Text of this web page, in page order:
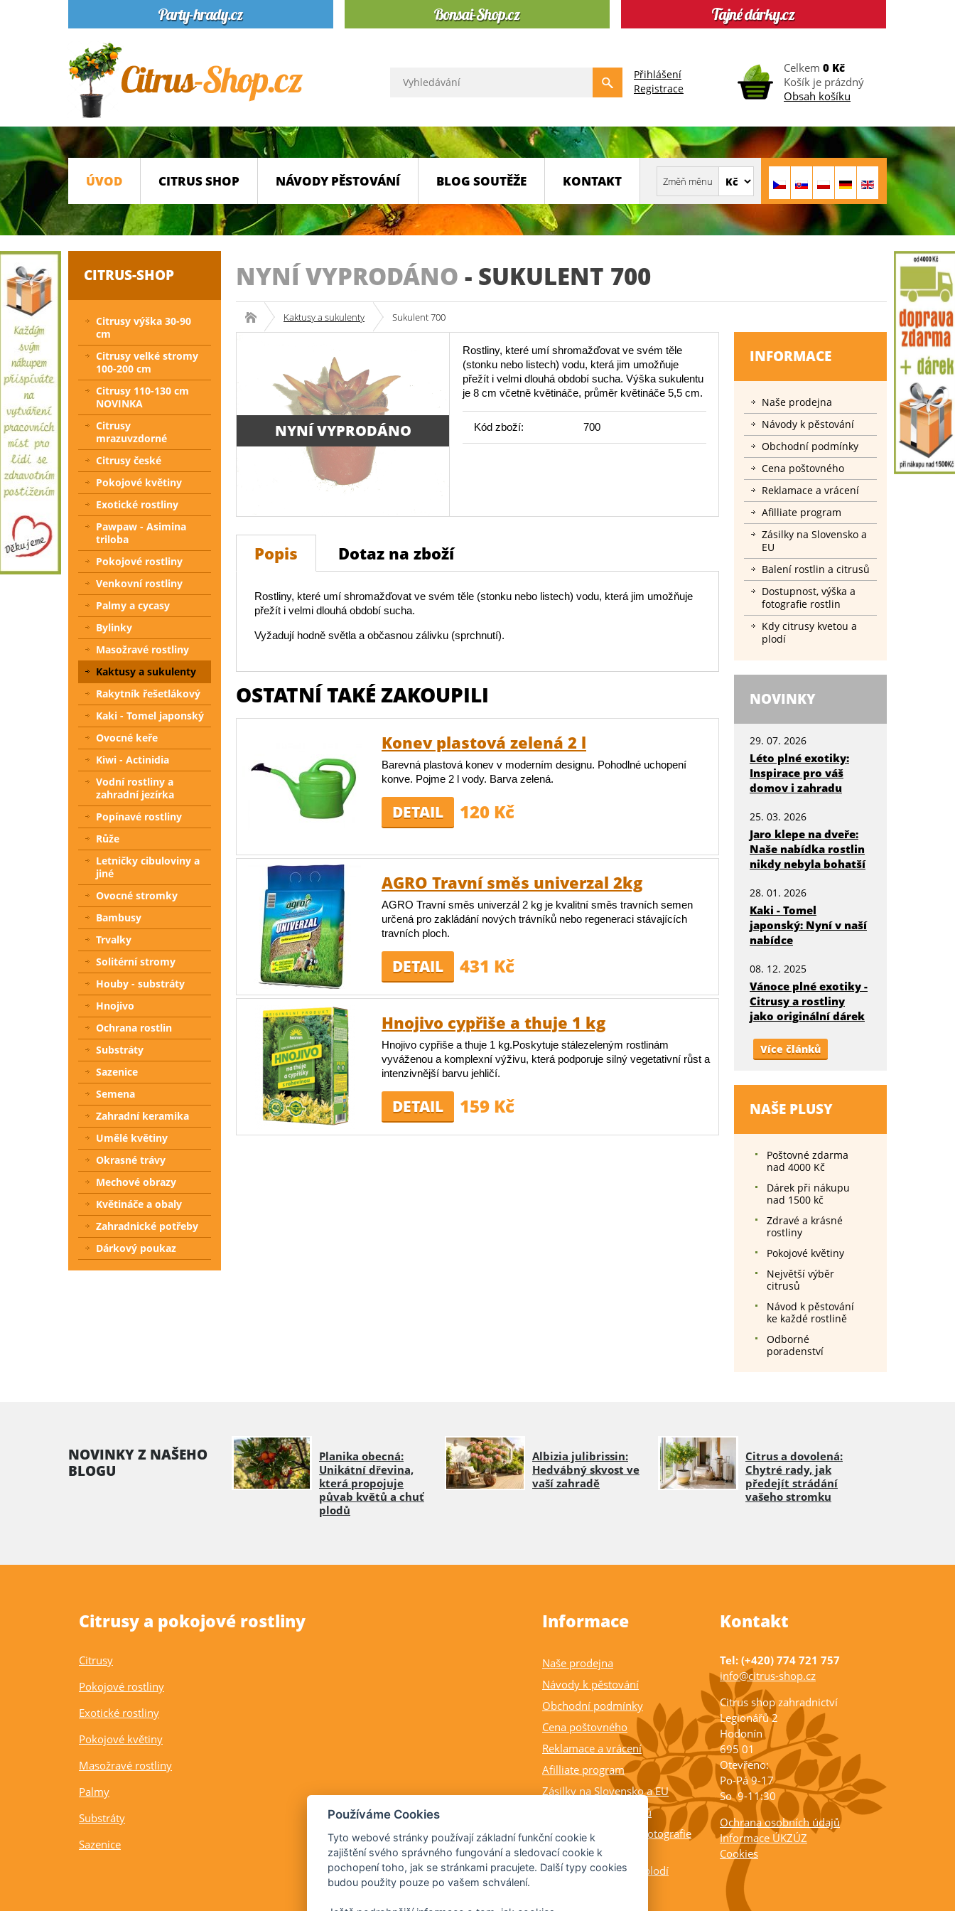
Přihlášení
Registrace
Celkem 0 Kč
Košík je prázdný
Obsah košíku
ÚVOD CITRUS SHOP NÁVODY PĚSTOVÁNÍ BLOG SOUTĚŽE KONTAKT
NYNÍ VYPRODÁNO - SUKULENT 700
Kaktusy a sukulenty Sukulent 700
NYNÍ VYPRODÁNO
Rostliny, které umí shromažďovat ve svém těle
(stonku nebo listech) vodu, která jim umožňuje
přežít i velmi dlouhá období sucha. Výška sukulentu
je 8 cm včetně květináče, průměr květináče 5,5 cm.
Kód zboží: 700
Popis Dotaz na zboží
Rostliny, které umí shromažďovat ve svém těle (stonku nebo listech) vodu, která jim umožňuje
přežít i velmi dlouhá období sucha.
Vyžadují hodně světla a občasnou zálivku (sprchnutí).
OSTATNÍ TAKÉ ZAKOUPILI
Konev plastová zelená 2 l
Barevná plastová konev v moderním designu. Pohodlné uchopení
konve. Pojme 2 l vody. Barva zelená.
DETAIL 120 Kč
AGRO Travní směs univerzal 2kg
AGRO Travní směs univerzál 2 kg je kvalitní směs travních semen
určená pro zakládání nových trávníků nebo regeneraci stávajících
travních ploch.
DETAIL 431 Kč
Hnojivo cypřiše a thuje 1 kg
Hnojivo cypřiše a thuje 1 kg.Poskytuje stálezeleným rostlinám
vyváženou a komplexní výživu, která podporuje silný vegetativní růst a
intenzivnější barvu jehličí.
DETAIL 159 Kč
INFORMACE
Naše prodejna
Návody k pěstování
Obchodní podmínky
Cena poštovného
Reklamace a vrácení
Afilliate program
Zásilky na Slovensko a
EU
Balení rostlin a citrusů
Dostupnost, výška a
fotografie rostlin
Kdy citrusy kvetou a
plodí
NOVINKY
29. 07. 2026
Léto plné exotiky:
Inspirace pro váš
domov i zahradu
25. 03. 2026
Jaro klepe na dveře:
Naše nabídka rostlin
nikdy nebyla bohatší
28. 01. 2026
Kaki - Tomel
japonský: Nyní v naší
nabídce
08. 12. 2025
Vánoce plné exotiky -
Citrusy a rostliny
jako originální dárek
Více článků
NAŠE PLUSY
Poštovné zdarma
nad 4000 Kč
Dárek při nákupu
nad 1500 kč
Zdravé a krásné
rostliny
Pokojové květiny
Největší výběr
citrusů
Návod k pěstování
ke každé rostlině
Odborné
poradenství
CITRUS-SHOP
Citrusy výška 30-90
cm
Citrusy velké stromy
100-200 cm
Citrusy 110-130 cm
NOVINKA
Citrusy
mrazuvzdorné
Citrusy české
Pokojové květiny
Exotické rostliny
Pawpaw - Asimina
triloba
Pokojové rostliny
Venkovní rostliny
Palmy a cycasy
Bylinky
Masožravé rostliny
Kaktusy a sukulenty
Rakytník řešetlákový
Kaki - Tomel japonský
Ovocné keře
Kiwi - Actinidia
Vodní rostliny a
zahradní jezírka
Popínavé rostliny
Růže
Letničky cibuloviny a
jiné
Ovocné stromky
Bambusy
Trvalky
Solitérní stromy
Houby - substráty
Hnojivo
Ochrana rostlin
Substráty
Sazenice
Semena
Zahradní keramika
Umělé květiny
Okrasné trávy
Mechové obrazy
Květináče a obaly
Zahradnické potřeby
Dárkový poukaz
NOVINKY Z NAŠEHO
BLOGU
Planika obecná:
Unikátní dřevina,
která propojuje
půvab květů a chuť
plodů
Albizia julibrissin:
Hedvábný skvost ve
vaší zahradě
Citrus a dovolená:
Chytré rady, jak
předejít strádání
vašeho stromku
Citrusy a pokojové rostliny
Citrusy
Pokojové rostliny
Exotické rostliny
Pokojové květiny
Masožravé rostliny
Palmy
Substráty
Sazenice
Informace
Naše prodejna
Návody k pěstování
Obchodní podmínky
Cena poštovného
Reklamace a vrácení
Afilliate program
Zásilky na Slovensko a EU
Balení rostlin a citrusů
Dostupnost, výška a fotografie
rostlin
Kdy citrusy kvetou a plodí
Kontakt
Tel: (+420) 774 721 757
info@citrus-shop.cz
Citrus shop zahradnictví
Legionářů 2
Hodonín
695 01
Otevřeno:
Po-Pá 9-17
So 9-11:30
Ochrana osobních údajů
Informace ÚKZÚZ
Cookies
Používáme Cookies
Tyto webové stránky používají základní funkční cookie k
zajištění svého správného fungování a sledovací cookie k
pochopení toho, jak se stránkami pracujete. Další typy cookies
budou použity pouze po vašem schválení.